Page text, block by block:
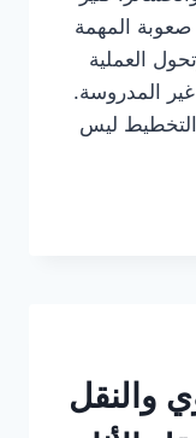
المهمة
العملية
المدروسة.
التخطيط ليس
والنقل